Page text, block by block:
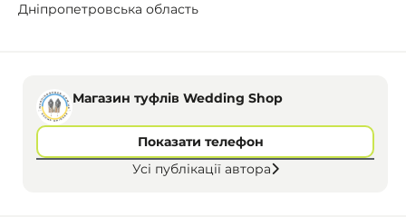
Дніпропетровська область
Магазин туфлів Wedding Shop
Показати телефон
Усі публікації автора